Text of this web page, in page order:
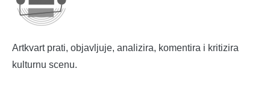
Artkvart prati, objavljuje, analizira, komentira i kritizira
kulturnu scenu.